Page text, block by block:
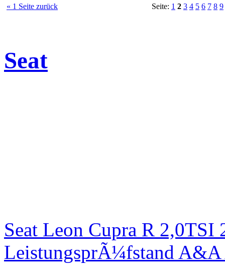
« 1 Seite zurück Seite: 1 2 3 4 5 6 7 8 9
Seat
Seat Leon Cupra R
LeistungsprÃ¼fstand